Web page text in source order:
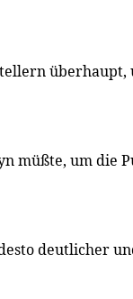
müßte, um die
deutlicher